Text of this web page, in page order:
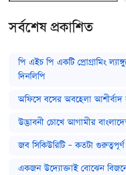
সর্বশেষ প্রকাশিত
পি এইচ পি একটি প্রোগ্রামিং
দিনলিপি
অফিসে বসের অবহেলা আশীর্বাদ
উদ্ভাবনী চোখে আগামীর
জব সিকিউরিটি – কতটা
একজন উদ্যোক্তাই বোঝেন